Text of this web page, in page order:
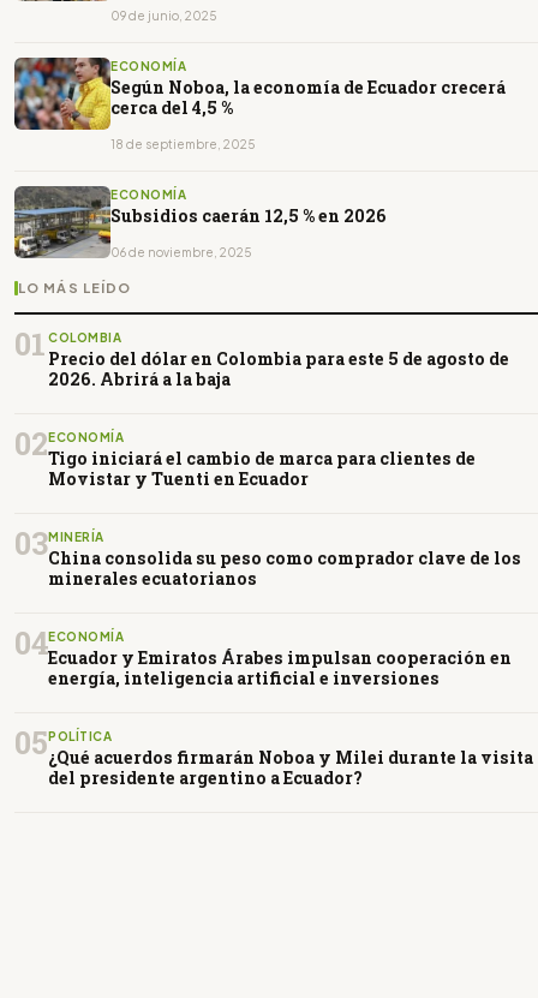
09 de junio, 2025
ECONOMÍA
Según Noboa, la economía de Ecuador crecerá
cerca del 4,5 %
18 de septiembre, 2025
ECONOMÍA
Subsidios caerán 12,5 % en 2026
06 de noviembre, 2025
LO MÁS LEÍDO
01 COLOMBIA
Precio del dólar en Colombia para este 5 de agosto de
2026. Abrirá a la baja
02ECONOMÍA
Tigo iniciará el cambio de marca para clientes de
Movistar y Tuenti en Ecuador
03MINERÍA
China consolida su peso como comprador clave de los
minerales ecuatorianos
04ECONOMÍA
Ecuador y Emiratos Árabes impulsan cooperación en
energía, inteligencia artificial e inversiones
05POLÍTICA
¿Qué acuerdos firmarán Noboa y Milei durante la visita
del presidente argentino a Ecuador?